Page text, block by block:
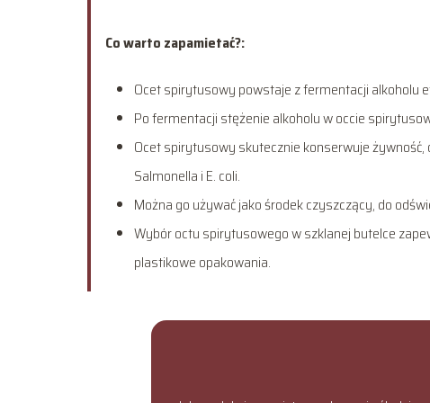
Co warto zapamietać?:
Ocet spirytusowy powstaje z fermentacji alkoholu
Po fermentacji stężenie alkoholu w occie
Ocet spirytusowy skutecznie konserwuje
Salmonella i E. coli.
Można go używać jako środek czyszczący, do
Wybór octu spirytusowego w szklanej butelce
plastikowe opakowania.